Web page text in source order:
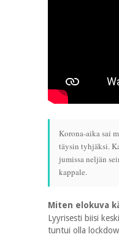
Korona-aika sai
täysin tyhjäksi.
jumissa neljän
kappale.
Miten elokuva
Lyyrisesti biisi
tuntui olla